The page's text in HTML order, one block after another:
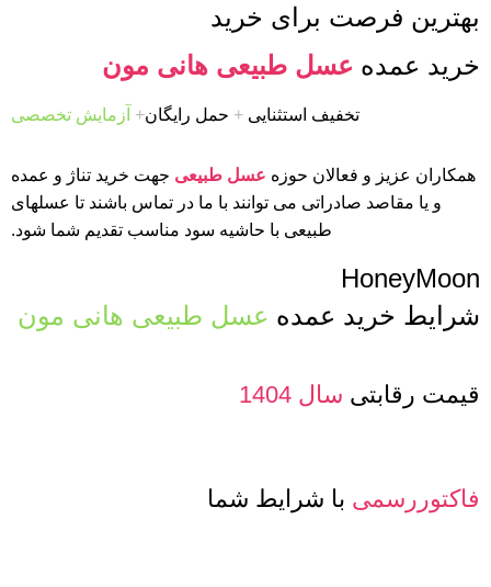
بهترین فرصت برای خرید
خرید عمده عسل طبیعی هانی مون
تخفیف استثنایی + حمل رایگان+ آزمایش تخصصی
همکاران عزیز و فعالان حوزه عسل طبیعی جهت خرید تناژ و عمده
و یا مقاصد صادراتی می توانند با ما در تماس باشند تا عسلهای
طبیعی با حاشیه سود مناسب تقدیم شما شود.
HoneyMoon
شرایط خرید عمده عسل طبیعی هانی مون
قیمت رقابتی سال 1404
فاکتوررسمی با شرایط شما